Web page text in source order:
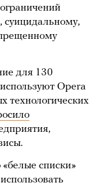
суицидальному,
для 130
Opera
технологических
списки»